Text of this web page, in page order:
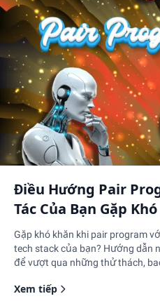
Điều Hướng Pair
Tác Của Bạn Gặp
Gặp khó khăn khi pair program
tech stack của bạn? Hướng dẫn
để vượt qua những thử thách,
câu hỏi và tận dụng tài liệu. Hãy
Xem tiếp